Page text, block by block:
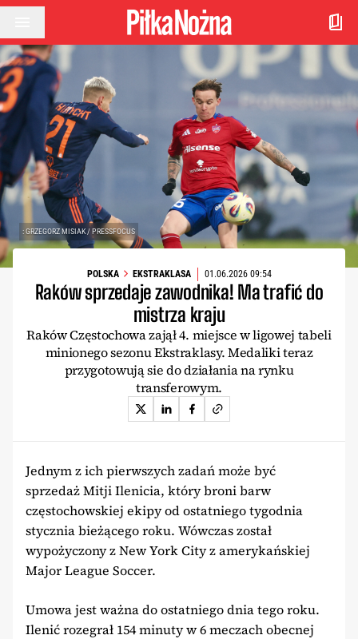
Przejdź do treści
: GRZEGORZ MISIAK / PRESSFOCUS
POLSKA EKSTRAKLASA 01.06.2026 09:54
Raków sprzedaje zawodnika! Ma trafić do
mistrza kraju
Raków Częstochowa zajął 4. miejsce w ligowej tabeli
minionego sezonu Ekstraklasy. Medaliki teraz
przygotowują sie do działania na rynku
transferowym.
Jednym z ich pierwszych zadań może być
sprzedaż Mitji Ilenicia, który broni barw
częstochowskiej ekipy od ostatniego tygodnia
stycznia bieżącego roku. Wówczas został
wypożyczony z New York City z amerykańskiej
Major League Soccer.
Umowa jest ważna do ostatniego dnia tego roku.
Ilenić rozegrał 154 minuty w 6 meczach obecnej